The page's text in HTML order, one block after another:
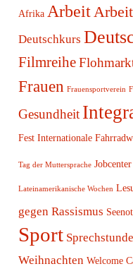
Afrika Arbeit
Deutschkurs
Filmreihe
Frauen Frauensportverein
Gesundheit
Fest Internationale
Tag der Muttersprache Jobcenter
Lateinamerikanische Wochen
gegen Rassismus
Sport Sprechstunde
Weihnachten Welcome